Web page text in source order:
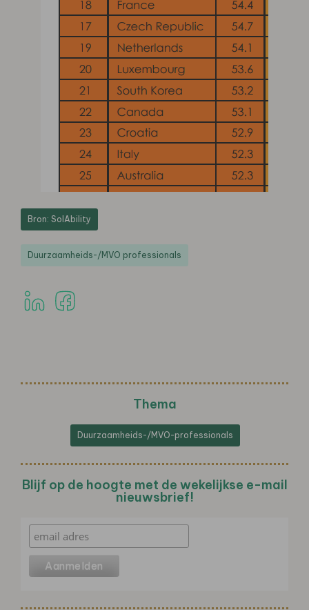
Bron: SolAbility
Duurzaamheids-/MVO professionals
Thema
Duurzaamheids-/MVO-professionals
Blijf op de hoogte met de wekelijkse e-mail
nieuwsbrief!